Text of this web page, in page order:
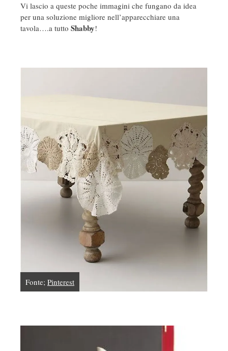
Vi lascio a queste poche immagini che fungano da idea
per una soluzione migliore nell’apparecchiare una
tavola….a tutto Shabby!
Fonte; Pinterest